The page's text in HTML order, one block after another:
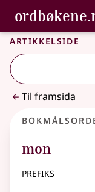
Gå til
Tilgjenge
Bokmålsordboka og
Artikkelside
Til framsida
mon-
prefiks